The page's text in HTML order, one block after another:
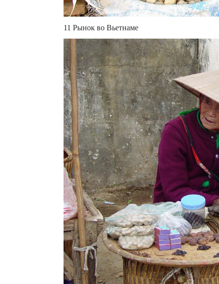
11 Рынок во Вьетнаме